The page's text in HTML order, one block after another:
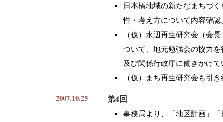
日本橋地域の新たなまちづ
性・考え方について内容確認
（仮）水辺再生研究会（会
ついて、地元勉強会の協力
及び関係行政庁に働きかけて
（仮）まち再生研究会も引
2007.10.25 第4回
事務局より、「地区計画」